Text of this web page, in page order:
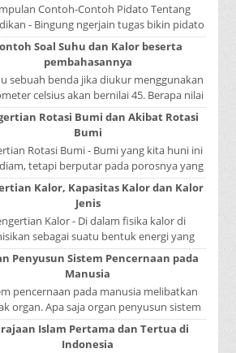
Contoh-Contoh Pidato Tentang
- Bingung ngerjain tugas bikin pidato
Atau sedang nyari kumpulan contoh-
contoh ...
Soal Suhu dan Kalor beserta
pembahasannya
sebuah benda jika diukur menggunakan
celsius akan bernilai 45. Berapa nilai
ditunjukkan oleh termometer Reamur, ...
Rotasi Bumi dan Akibat Rotasi
Bumi
Rotasi Bumi - Bumi yang kita huni ini
tetapi berputar pada porosnya yang
rotasi bumi. Waktu yang diperlukan...
Kalor, Kapasitas Kalor dan Kalor
Jenis
Kalor - Di dalam fisika kalor di
sebagai suatu bentuk energi yang
berpindah atau mengalir dari benda yang
...
Penyusun Sistem Pencernaan pada
Manusia
pencernaan pada manusia melibatkan
organ. Apa saja organ penyusun sistem
pada manusia ? Organ penyusun
sistem p...
Islam Pertama dan Tertua di
Indonesia